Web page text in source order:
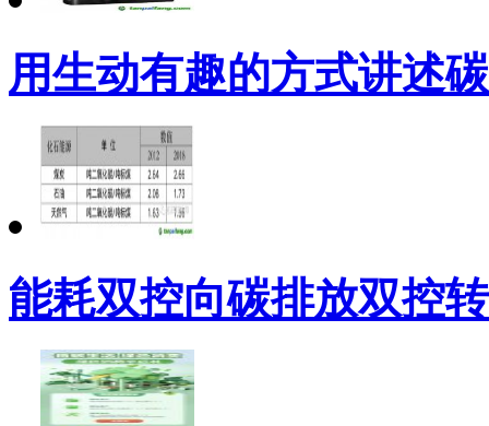
用生动有趣的方式讲述
能耗双控向碳排放双控